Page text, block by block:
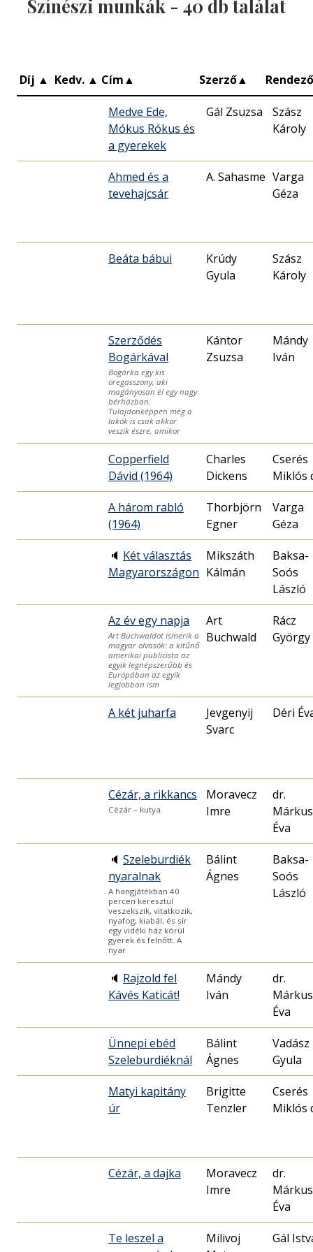
Színészi munkák - 40 db találat
Díj ▲ Kedv. ▲ Cím▲ Szerző▲ Rendező
Medve Ede,
Mókus Rókus és
a gyerekek
Gál Zsuzsa
Szász
Károly
Ahmed és a
tevehajcsár
A. Sahasme Varga
Géza
Beáta bábui
Krúdy
Gyula
Szász
Károly
Szerződés
Bogárkával
Bogárka egy kis
öregasszony, aki
magányosan él egy nagy
bérházban.
Tulajdonképpen még a
lakók is csak akkor
veszik észre, amikor
Kántor
Zsuzsa
Mándy
Iván
Copperfield
Dávid (1964)
Charles
Dickens
Cserés
Miklós
A három rabló
(1964)
Thorbjörn
Egner
Varga
Géza
🔈 Két választás
Magyarországon
Mikszáth
Kálmán
Baksa-
Soós
László
Az év egy napja
Art Buchwaldot ismerik a
magyar olvasók: a kitűnő
amerikai publicista az
egyik legnépszerűbb és
Európában az egyik
legjobban ism
Art
Buchwald
Rácz
György
A két juharfa
Jevgenyij
Svarc
Déri
Cézár, a rikkancs
Cézár – kutya.
Moravecz
Imre
dr.
Márkus
Éva
🔈 Szeleburdiék
nyaralnak
A hangjátékban 40
percen keresztül
veszekszik, vitatkozik,
nyafog, kiabál, és sír
egy vidéki ház körül
gyerek és felnőtt. A
nyar
Bálint
Ágnes
Baksa-
Soós
László
🔈 Rajzold fel
Kávés Katicát!
Mándy
Iván
dr.
Márkus
Éva
Ünnepi ebéd
Szeleburdiéknál
Bálint
Ágnes
Vadász
Gyula
Matyi kapitány
úr
Brigitte
Tenzler
Cserés
Miklós
Cézár, a dajka
Moravecz
Imre
dr.
Márkus
Éva
Te leszel a
Milivoj
Gál